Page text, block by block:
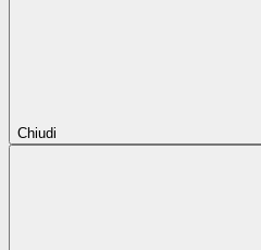
Chiudi